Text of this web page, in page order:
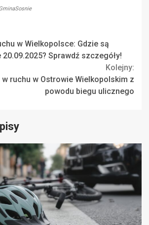
w Wielkopolsce: Gdzie są
Sprawdź szczegóły!
Kolejny:
w ruchu w Ostrowie Wielkopolskim z
powodu biegu ulicznego